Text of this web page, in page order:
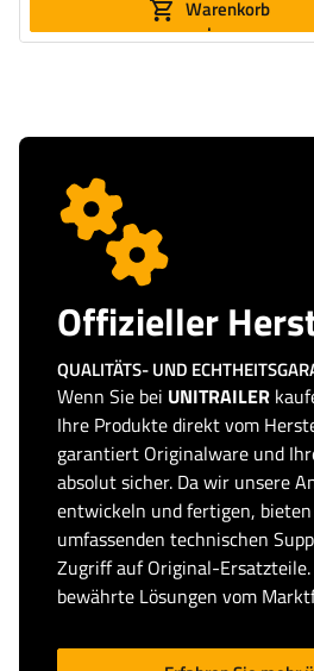
Warenkorb
legen
Offizieller
QUALITÄTS- UND
Wenn Sie bei UNITRAILER
Ihre Produkte direkt vom
garantiert Originalware und
absolut sicher. Da wir unsere
entwickeln und fertigen,
umfassenden technischen
Zugriff auf Original-
bewährte Lösungen vom